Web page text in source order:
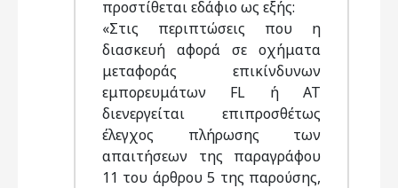
προστίθεται εδάφιο ως εξής:
«Στις περιπτώσεις που η
διασκευή αφορά σε οχήματα
μεταφοράς επικίνδυνων
εμπορευμάτων FL ή AT
διενεργείται επιπροσθέτως
έλεγχος πλήρωσης των
απαιτήσεων της παραγράφου
11 του άρθρου 5 της παρούσης,